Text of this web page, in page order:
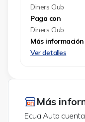
Diners Club
Paga con
Diners Club
Más información
Ver detalles
Más
Ecua Auto